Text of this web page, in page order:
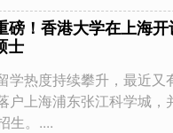
磅！香港大学在上海
士
学热度持续攀升，最近
户上海浦东张江科学城
生。....